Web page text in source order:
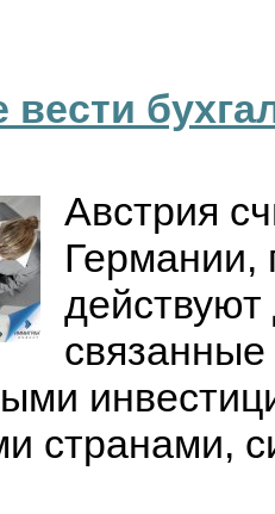
вести
Австрия
Германии,
странами,